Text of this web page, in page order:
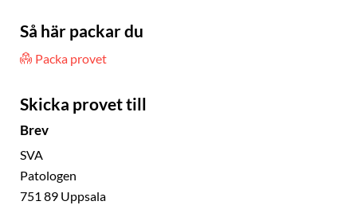
Så här packar du
Packa provet
Skicka provet till
Brev
SVA
Patologen
751 89 Uppsala